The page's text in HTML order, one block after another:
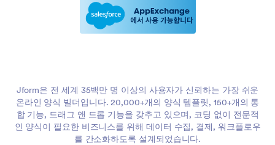
Jform은 전 세계 35백만 명 이상의 사용자가 신뢰하는 가장 쉬운
온라인 양식 빌더입니다. 20,000+개의 양식 템플릿, 150+개의 통
합 기능, 드래그 앤 드롭 기능을 갖추고 있으며, 코딩 없이 전문적
인 양식이 필요한 비즈니스를 위해 데이터 수집, 결제, 워크플로우
를 간소화하도록 설계되었습니다.